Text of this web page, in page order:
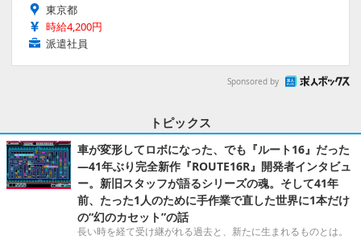
東京都
時給4,200円
派遣社員
Sponsored by
トピックス
車が変形してロボになった、でも『ルート16』だった
―41年ぶり完全新作『ROUTE16R』開発者インタビュ
ー。新旧スタッフが語るシリーズの魂。そして41年
前、たった1人のために手作業で直した世界に1本だけ
の“幻のカセット”の話
長い時を経て受け継がれる過去と、新たに生まれるものとは。